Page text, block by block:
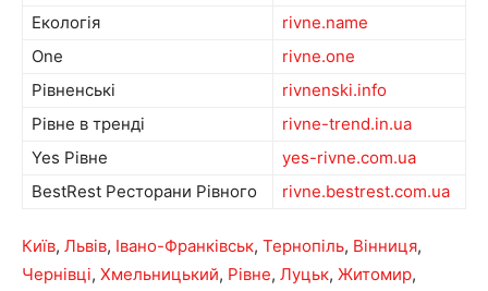
Екологія
rivne.name
One
rivne.one
Рівненські
rivnenski.info
Рівне в тренді
rivne-trend.in.ua
Yes Рівне
yes-rivne.com.ua
BestRest Ресторани Рівного
rivne.bestrest.com.ua
Київ, Львів, Івано-Франківськ, Тернопіль, Вінниця,
Чернівці, Хмельницький, Рівне, Луцьк, Житомир,